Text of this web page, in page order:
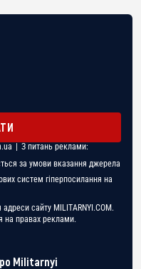
| З питань реклами:
за умови вказання джерела
систем гіперпосилання на
адреси сайту MILITARNYI.COM.
на правах реклами.
Militarnyi